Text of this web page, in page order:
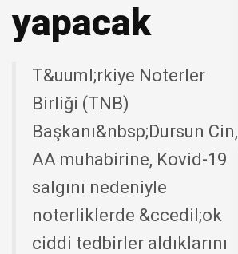
yapacak
T&uuml;rkiye Noterler
Birliği (TNB)
Başkanı&nbsp;Dursun Cin,
AA muhabirine, Kovid-19
salgını nedeniyle
noterliklerde &ccedil;ok
ciddi tedbirler aldıklarını